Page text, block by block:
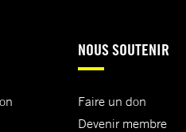
NOUS SOUTENIR
Faire un don
Devenir membre